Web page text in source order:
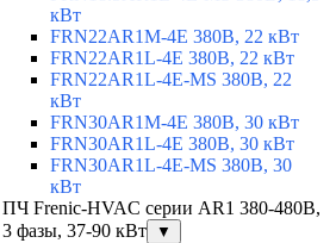
кВт
FRN22AR1M-4E 380В, 22 кВт
FRN22AR1L-4E 380В, 22 кВт
FRN22AR1L-4E-MS 380В, 22
кВт
FRN30AR1M-4E 380В, 30 кВт
FRN30AR1L-4E 380В, 30 кВт
FRN30AR1L-4E-MS 380В, 30
кВт
ПЧ Frenic-HVAC серии AR1 380-480В,
3 фазы, 37-90 кВт
▼